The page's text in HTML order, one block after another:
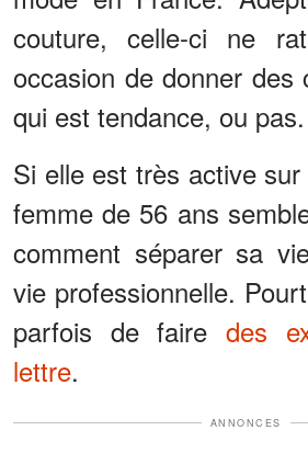
couture, celle-ci ne
occasion de donner des
qui est tendance, ou pas.
Si elle est très active
femme de 56 ans
comment séparer sa
vie professionnelle.
parfois de faire des
lettre.
ANNONCES